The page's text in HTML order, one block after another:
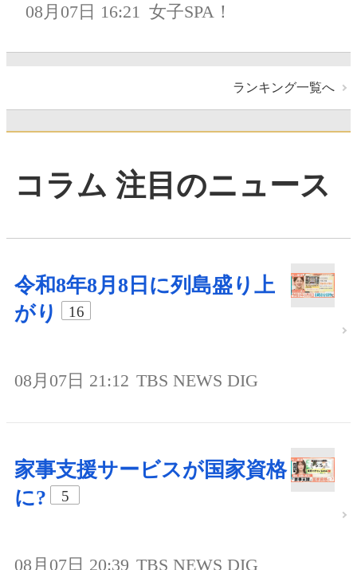
08月07日 16:21 女子SPA！
ランキング一覧へ
コラム 注目のニュース
令和8年8月8日に列島盛り上
がり
16
08月07日 21:12 TBS NEWS DIG
家事支援サービスが国家資格
に?
5
08月07日 20:39 TBS NEWS DIG